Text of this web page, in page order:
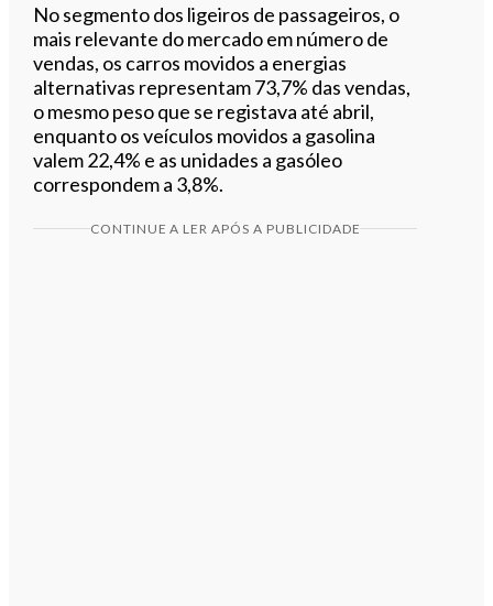
No segmento dos ligeiros de passageiros, o
mais relevante do mercado em número de
vendas, os carros movidos a energias
alternativas representam 73,7% das vendas,
o mesmo peso que se registava até abril,
enquanto os veículos movidos a gasolina
valem 22,4% e as unidades a gasóleo
correspondem a 3,8%.
CONTINUE A LER APÓS A PUBLICIDADE